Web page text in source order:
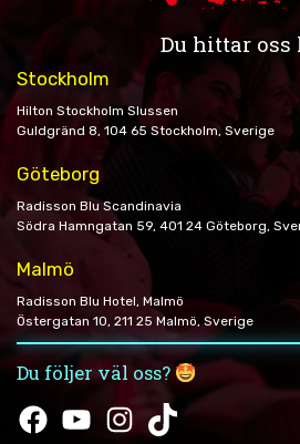
Du hittar oss
Stockholm
Hilton Stockholm Slussen
Guldgränd 8, 104 65 Stockholm, Sverige
Göteborg
Radisson Blu Scandinavia
Södra Hamngatan 59, 401 24 Göteborg,
Malmö
Radisson Blu Hotel, Malmö
Östergatan 10, 211 25 Malmö, Sverige
Du följer väl oss?
FacebookYouTubeInstagram